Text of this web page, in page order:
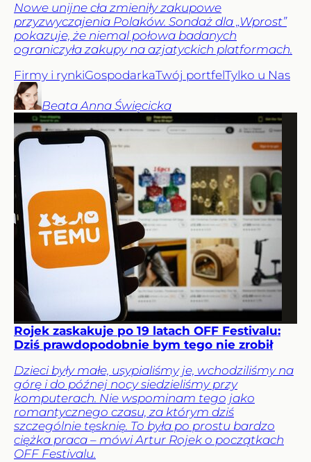
Nowe unijne cła zmieniły zakupowe
przyzwyczajenia Polaków. Sondaż dla „Wprost”
pokazuje, że niemal połowa badanych
ograniczyła zakupy na azjatyckich platformach.
Firmy i rynkiGospodarkaTwój portfelTylko u Nas
Beata Anna Święcicka
Rojek zaskakuje po 19 latach OFF Festivalu:
Dziś prawdopodobnie bym tego nie zrobił
Dzieci były małe, usypialiśmy je, wchodziliśmy na
górę i do późnej nocy siedzieliśmy przy
komputerach. Nie wspominam tego jako
romantycznego czasu, za którym dziś
szczególnie tęsknię. To była po prostu bardzo
ciężka praca – mówi Artur Rojek o początkach
OFF Festivalu.